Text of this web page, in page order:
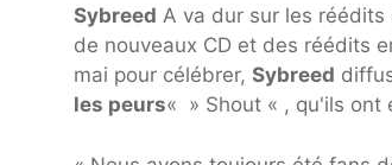
Sybreed A va dur sur les
de nouveaux CD et des réédits
mai pour célébrer, Sybreed
les peurs« » Shout « , qu'ils ont